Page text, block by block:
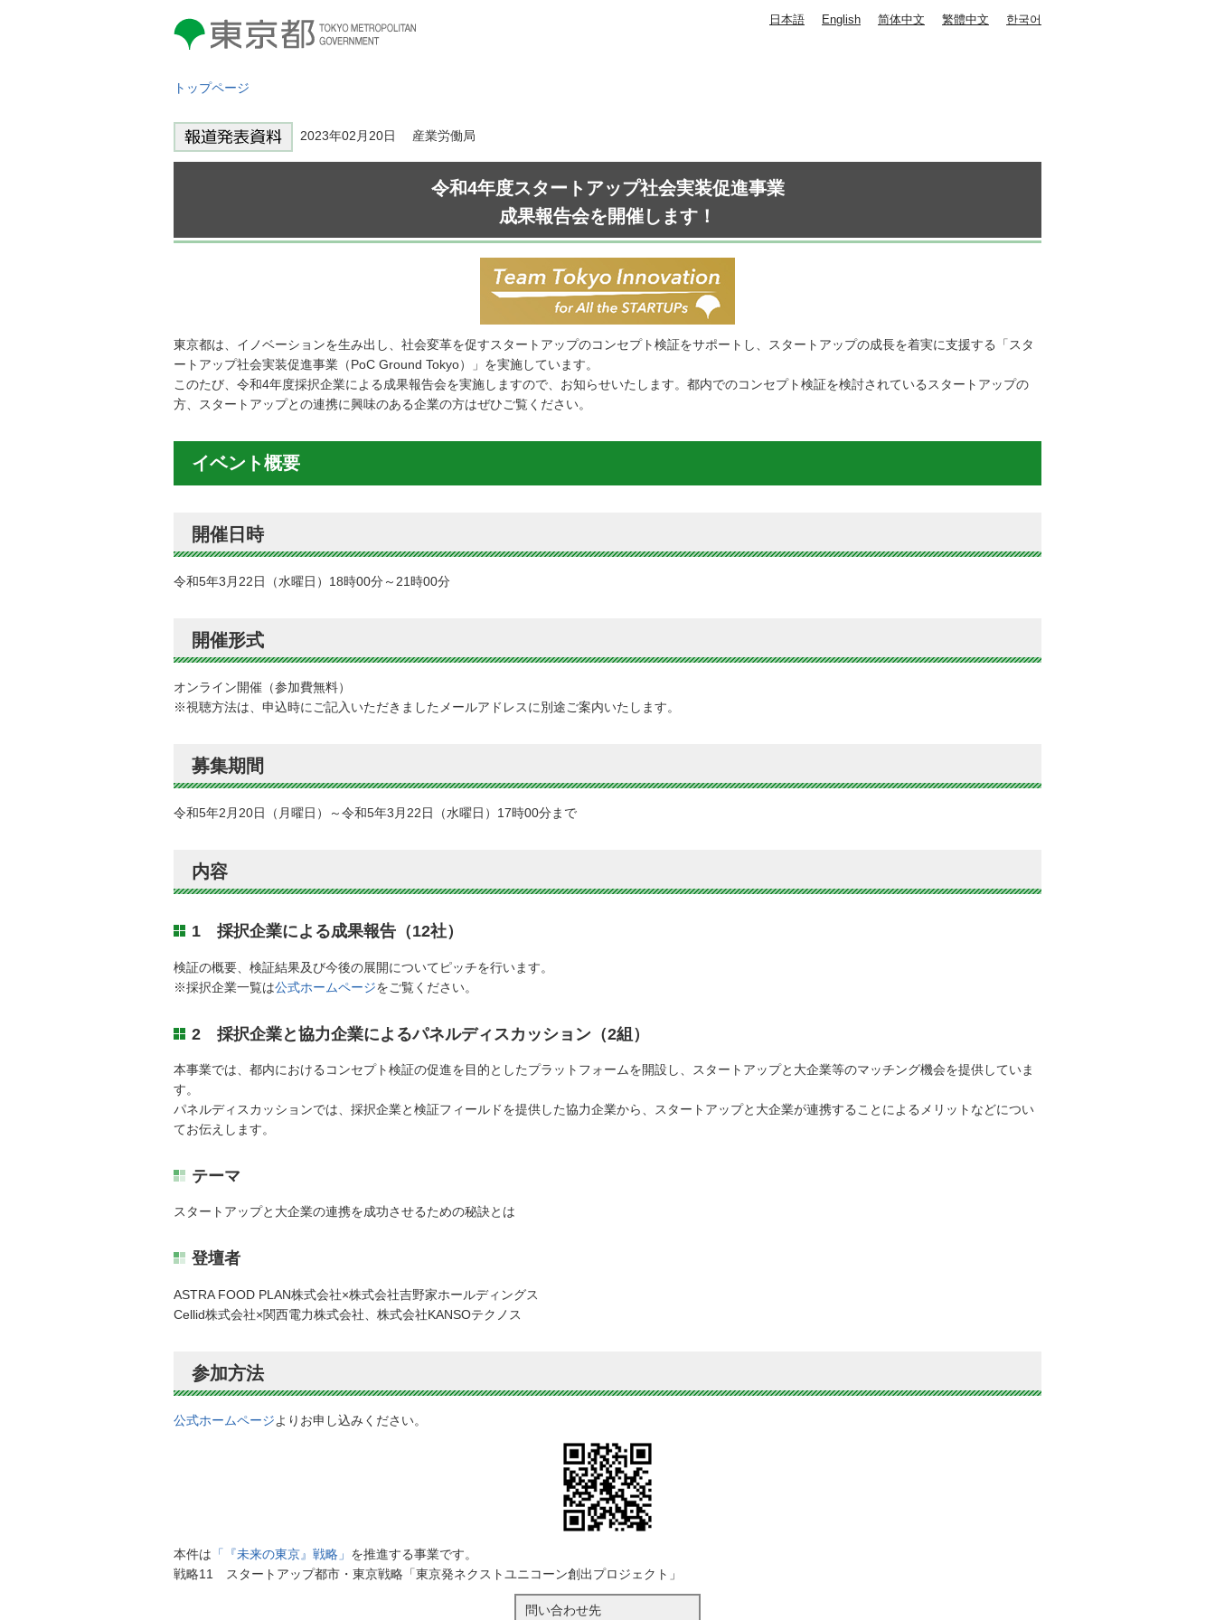
東京都 TOKYO METROPOLITAN
GOVERNMENT
日本語 English 简体中文 繁體中文 한국어
トップページ
2023年02月20日 産業労働局
令和4年度スタートアップ社会実装促進事業
成果報告会を開催します！
東京都は、イノベーションを生み出し、社会変革を促すスタートアップのコンセプト検証をサポートし、スタートアップの成長を着実に支援する「スタ
ートアップ社会実装促進事業（PoC Ground Tokyo）」を実施しています。
このたび、令和4年度採択企業による成果報告会を実施しますので、お知らせいたします。都内でのコンセプト検証を検討されているスタートアップの
方、スタートアップとの連携に興味のある企業の方はぜひご覧ください。
イベント概要
開催日時
令和5年3月22日（水曜日）18時00分～21時00分
開催形式
オンライン開催（参加費無料）
※視聴方法は、申込時にご記入いただきましたメールアドレスに別途ご案内いたします。
募集期間
令和5年2月20日（月曜日）～令和5年3月22日（水曜日）17時00分まで
内容
1 採択企業による成果報告（12社）
検証の概要、検証結果及び今後の展開についてピッチを行います。
※採択企業一覧は公式ホームページをご覧ください。
2 採択企業と協力企業によるパネルディスカッション（2組）
本事業では、都内におけるコンセプト検証の促進を目的としたプラットフォームを開設し、スタートアップと大企業等のマッチング機会を提供していま
す。
パネルディスカッションでは、採択企業と検証フィールドを提供した協力企業から、スタートアップと大企業が連携することによるメリットなどについ
てお伝えします。
テーマ
スタートアップと大企業の連携を成功させるための秘訣とは
登壇者
ASTRA FOOD PLAN株式会社×株式会社吉野家ホールディングス
Cellid株式会社×関西電力株式会社、株式会社KANSOテクノス
参加方法
公式ホームページよりお申し込みください。
本件は 「『未来の東京』戦略」 を推進する事業です。
戦略11 スタートアップ都市・東京戦略「東京発ネクストユニコーン創出プロジェクト」
問い合わせ先